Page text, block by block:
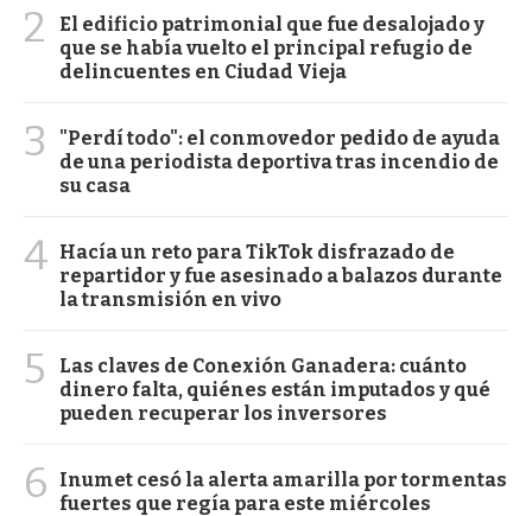
2
El edificio patrimonial que fue desalojado y
que se había vuelto el principal refugio de
delincuentes en Ciudad Vieja
3
"Perdí todo": el conmovedor pedido de ayuda
de una periodista deportiva tras incendio de
su casa
4 Hacía un reto para TikTok disfrazado de
repartidor y fue asesinado a balazos durante
la transmisión en vivo
5
Las claves de Conexión Ganadera: cuánto
dinero falta, quiénes están imputados y qué
pueden recuperar los inversores
6
Inumet cesó la alerta amarilla por tormentas
fuertes que regía para este miércoles